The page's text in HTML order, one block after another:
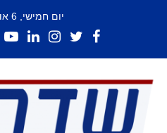
יום חמישי, 6 אוגוסט 2026